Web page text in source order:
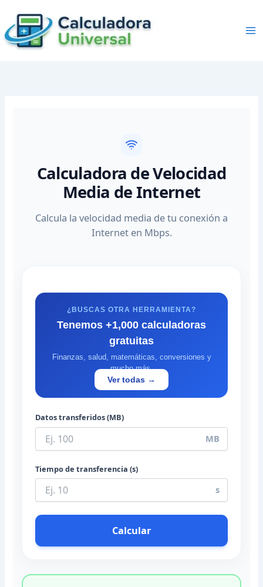
content
Calculadora de Velocidad
Media de Internet
Calcula la velocidad media de tu conexión a
Internet en Mbps.
¿BUSCAS OTRA HERRAMIENTA?
Tenemos +1,000 calculadoras
gratuitas
Finanzas, salud, matemáticas, conversiones y
mucho más.
Ver todas →
Datos transferidos (MB)
MB
Tiempo de transferencia (s)
s
Calcular